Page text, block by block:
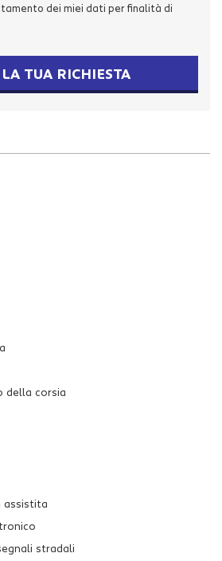
dei miei dati per finalità di
LA TUA RICHIESTA
della corsia
assistita
stradali